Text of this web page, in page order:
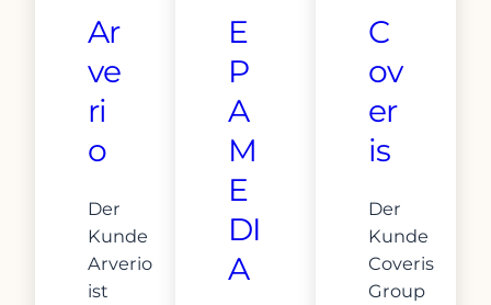
Ar
ve
ri
o
Der
Kunde
Arverio
ist
E
P
A
M
E
DI
A
C
ov
er
is
Der
Kunde
Coveris
Group